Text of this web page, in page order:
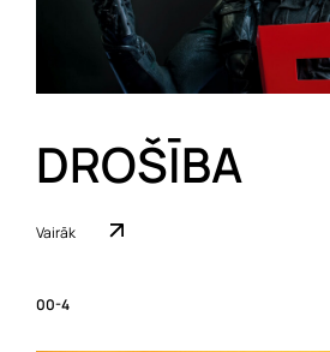
DROŠĪBA
Vairāk
00-4